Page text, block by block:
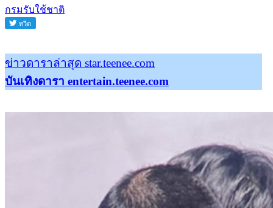
กรมรับใช้ชาติ
ข่าวดาราล่าสุด star.teenee.com
บันเทิงดารา entertain.teenee.com